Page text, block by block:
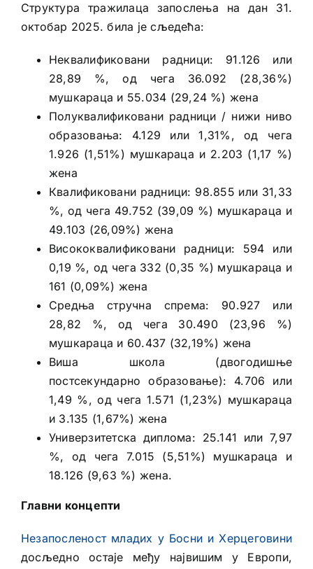
Структура тражилаца запослења на дан 31.
октобар 2025. била је сљедећа:
Неквалификовани радници: 91.126 или
28,89 %, од чега 36.092 (28,36%)
мушкараца и 55.034 (29,24 %) жена
Полуквалификовани радници / нижи ниво
образовања: 4.129 или 1,31%, од чега
1.926 (1,51%) мушкараца и 2.203 (1,17 %)
жена
Квалификовани радници: 98.855 или 31,33
%, од чега 49.752 (39,09 %) мушкараца и
49.103 (26,09%) жена
Висококвалификовани радници: 594 или
0,19 %, од чега 332 (0,35 %) мушкараца и
161 (0,09%) жена
Средња стручна спрема: 90.927 или
28,82 %, од чега 30.490 (23,96 %)
мушкараца и 60.437 (32,19%) жена
Виша школа (двогодишње
постсекундарно образовање): 4.706 или
1,49 %, од чега 1.571 (1,23%) мушкараца
и 3.135 (1,67%) жена
Универзитетска диплома: 25.141 или 7,97
%, од чега 7.015 (5,51%) мушкараца и
18.126 (9,63 %) жена.
Главни концепти
Незапосленост младих у Босни и Херцеговини
досљедно остаје међу највишим у Европи,